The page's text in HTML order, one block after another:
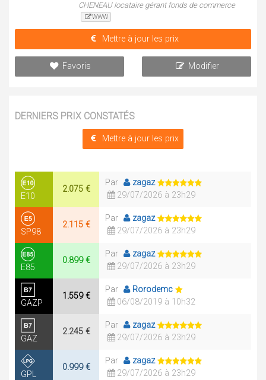
CHENEAU locataire gérant fonds de commerce
WWW
Mettre à jour les prix
Favoris Modifier
DERNIERS PRIX CONSTATÉS
Mettre à jour les prix
E10
2.075 €
Par
zagaz
29/07/2026 à 23h29
SP98
2.115 €
Par
zagaz
29/07/2026 à 23h29
E85
0.899 €
Par
zagaz
29/07/2026 à 23h29
GAZP
1.559 €
Par
Rorodemc
06/08/2019 à 10h32
GAZ
2.245 €
Par
zagaz
29/07/2026 à 23h29
GPL
0.999 €
Par
zagaz
29/07/2026 à 23h29